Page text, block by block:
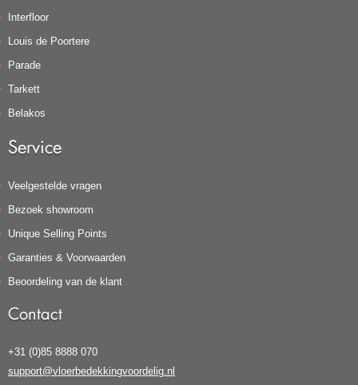
Interfloor
Louis de Poortere
Parade
Tarkett
Belakos
Service
Veelgestelde vragen
Bezoek showroom
Unique Selling Points
Garanties & Voorwaarden
Beoordeling van de klant
Contact
+31 (0)85 8888 070
support@vloerbedekkingvoordelig.nl